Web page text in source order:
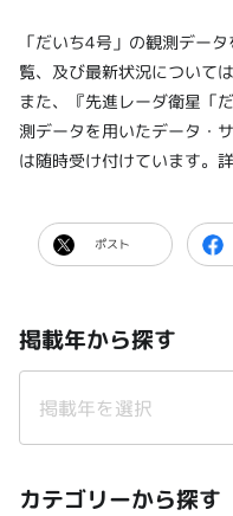
「だいち4号」の観測デー
覧、及び最新状況については
また、『先進レーダ衛星「
測データを用いたデータ・
は随時受け付けています。
ポスト
掲載年から探す
カテゴリーから探す